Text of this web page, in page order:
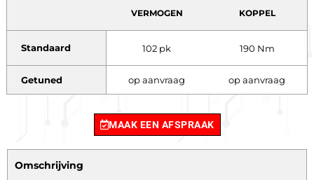
VERMOGEN KOPPEL
Standaard 102 pk 190 Nm
Getuned op aanvraag op aanvraag
MAAK EEN AFSPRAAK
Omschrijving